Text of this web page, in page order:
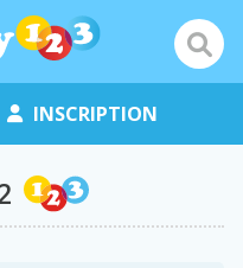
INSCRIPTION